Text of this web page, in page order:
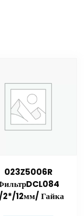
023Z5006R
2*/12мм/ Гайка